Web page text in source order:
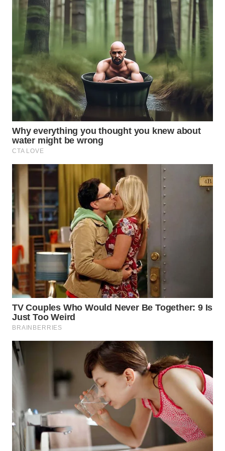
WN
NATUNA
WN
BINTAN
WN
MANDALIKA
WN
LIKUPANG
WN
LABUANBAJO
WN
BORNEO
Wahana
Media
Group
WAHANA
NEWS
WAHANA
TANI
WAHANA
ADVOKAT
INFRASTRUKTUR
WAHANA
KONSUMEN